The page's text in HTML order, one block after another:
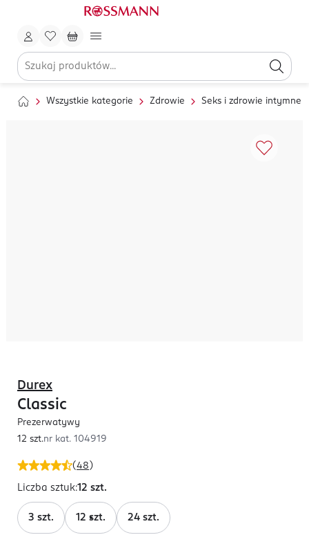
Wszystkie kategorie Zdrowie Seks i zdrowie intymne
(48 )
Durex
Classic
Prezerwatywy
12 szt.nr kat. 104919
Liczba sztuk:12 szt.
3 szt. 12 szt. 24 szt.